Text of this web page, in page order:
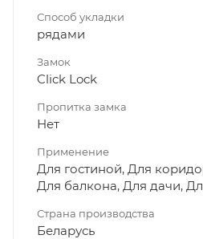
Способ укладки
рядами
Замок
Click Lock
Пропитка замка
Нет
Применение
Для гостиной, Для
Для балкона, Для дачи,
Страна производства
Беларусь